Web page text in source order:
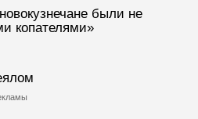
были не
копателями»